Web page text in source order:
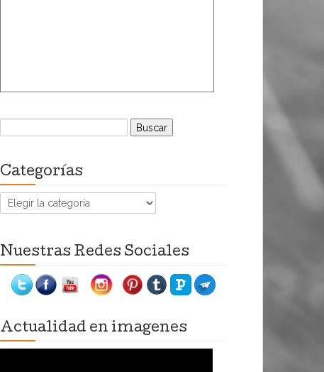
Buscar:
Categorías
Categorías
Nuestras Redes Sociales
Actualidad en imagenes